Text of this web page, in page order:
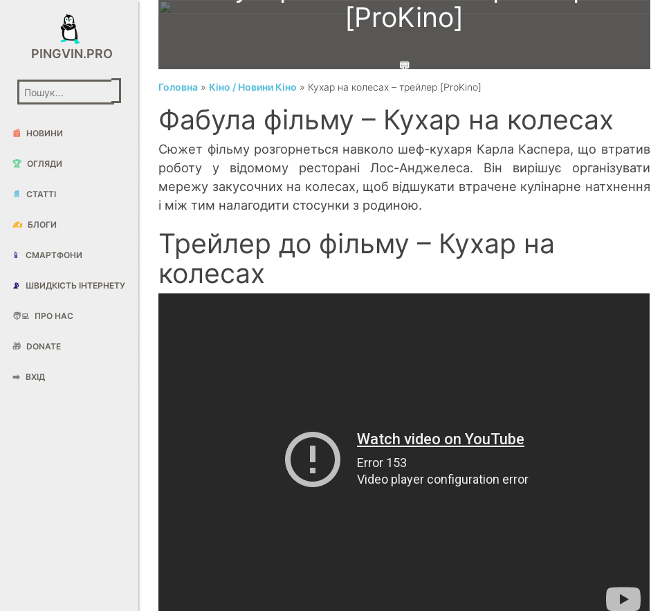
PINGVIN.PRO
📰 НОВИНИ
🏆 ОГЛЯДИ
📄 СТАТТІ
✍️ БЛОГИ
📱 СМАРТФОНИ
📡 ШВИДКІСТЬ ІНТЕРНЕТУ
🧑‍💻 ПРО НАС
🎁 DONATE
➡️ ВХІД
[ProKino]
💬
📅 2 Чер, 2014 11:00
🔄 18 Лис, 2020 10:07
Гребеник Максим
Головна » Кіно / Новини Кіно » Кухар на колесах – трейлер [ProKino]
Фабула фільму – Кухар на колесах
Сюжет фільму розгорнеться навколо шеф-кухаря Карла Каспера, що втратив
роботу у відомому ресторані Лос-Анджелеса. Він вирішує організувати
мережу закусочних на колесах, щоб відшукати втрачене кулінарне натхнення
і між тим налагодити стосунки з родиною.
Трейлер до фільму – Кухар на
колесах